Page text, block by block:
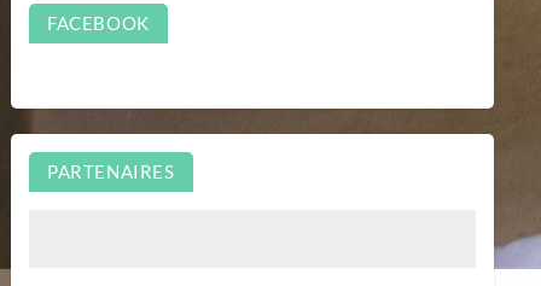
FACEBOOK
PARTENAIRES